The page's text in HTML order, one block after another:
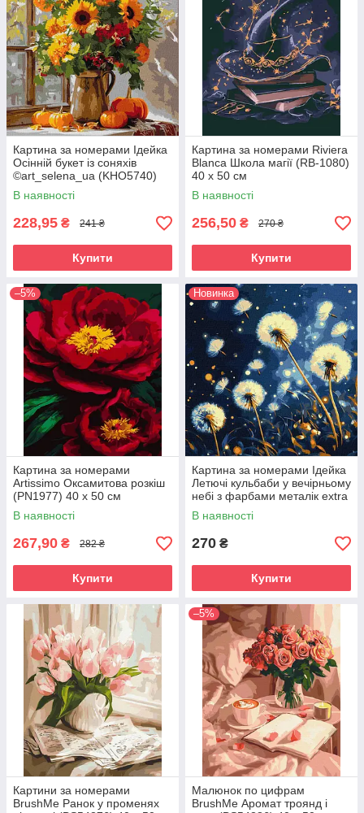
Картина за номерами Ідейка
Осінній букет із соняхів
©art_selena_ua (KHO5740)
40 х 40 см
В наявності
228,95 ₴ 241 ₴
Купити
Картина за номерами Riviera
Blanca Школа магії (RB-1080)
40 х 50 см
В наявності
256,50 ₴ 270 ₴
Купити
–5%
Картина за номерами
Artissimo Оксамитова розкіш
(PN1977) 40 х 50 см
В наявності
267,90 ₴ 282 ₴
Купити
Новинка
Картина за номерами Ідейка
Летючі кульбаби у вечірньому
небі з фарбами металік extra
©art_selena_ua (KHO3314)
40 х 40 см
В наявності
270 ₴
Купити
Картини за номерами
BrushMe Ранок у променях
–5%
Малюнок по цифрам
BrushMe Аромат троянд і